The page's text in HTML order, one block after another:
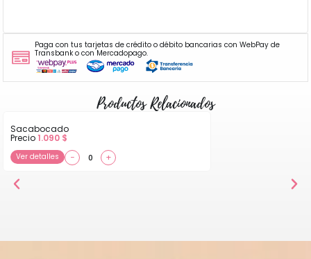
Paga con tus tarjetas de crédito o débito bancarias con WebPay de
Transbank o con Mercadopago.
Productos Relacionados
Sacabocado
Precio 1.090 $
Ver detalles − +